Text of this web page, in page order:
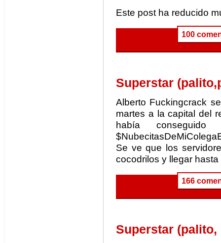
Este post ha reducido
100
Superstar
Alberto Fuckingcrack
martes a la capital del
había
Se ve que los
cocodrilos y llegar
166
Superstar (palito,